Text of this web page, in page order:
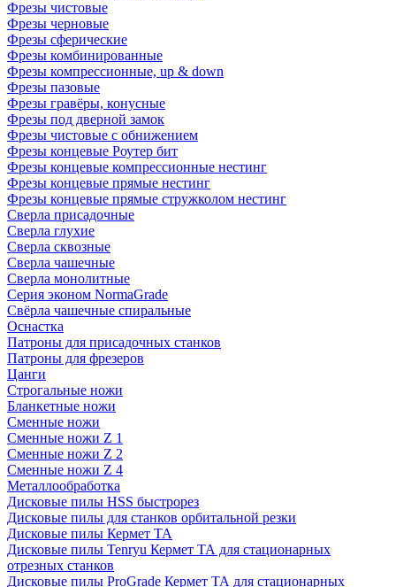
Фрезы чистовые
Фрезы черновые
Фрезы сферические
Фрезы комбинированные
Фрезы компрессионные, up & down
Фрезы пазовые
Фрезы гравёры, конусные
Фрезы под дверной замок
Фрезы чистовые с обнижением
Фрезы концевые Роутер бит
Фрезы концевые компрессионные нестинг
Фрезы концевые прямые нестинг
Фрезы концевые прямые стружколом нестинг
Сверла присадочные
Сверла глухие
Сверла сквозные
Сверла чашечные
Сверла монолитные
Серия эконом NormaGrade
Свёрла чашечные спиральные
Оснастка
Патроны для присадочных станков
Патроны для фрезеров
Цанги
Строгальные ножи
Бланкетные ножи
Сменные ножи
Сменные ножи Z 1
Сменные ножи Z 2
Сменные ножи Z 4
Металлообработка
Дисковые пилы HSS быстрорез
Дисковые пилы для станков орбитальной резки
Дисковые пилы Кермет ТА
Дисковые пилы Tenryu Кермет ТА для стационарных
отрезных станков
Дисковые пилы ProGrade Кермет ТА для стационарных